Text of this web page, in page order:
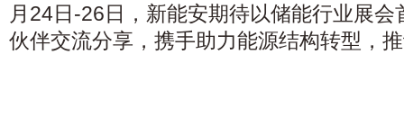
月24日-26日，新能安期待以储能行业展
伙伴交流分享，携手助力能源结构转型，